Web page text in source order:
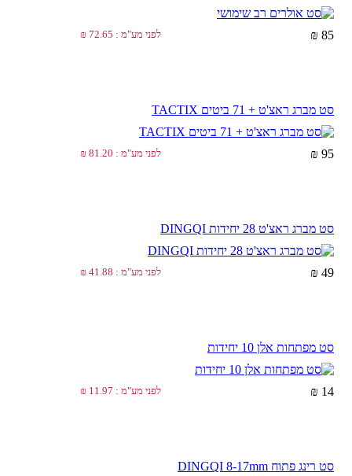
לפני מע"מ : 72.65 ₪ 85 ₪
סט מברג ראצ'ט + 71 ביטים TACTIX
לפני מע"מ : 81.20 ₪ 95 ₪
סט מברג ראצ'ט 28 יחידות DINGQI
לפני מע"מ : 41.88 ₪ 49 ₪
סט מפתחות אלן 10 יחידות
לפני מע"מ : 11.97 ₪ 14 ₪
סט רינג פתוח DINGQI 8-17mm